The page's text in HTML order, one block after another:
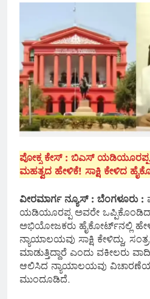
ಪೋಕ್ಸ ಕೇಸ್ : ಬಿಎಸ್‌ ಯಡಿಯೂರಪ್ಪ
ಮಹತ್ವದ ಹೇಳಿಕೆ! ಸಾಕ್ಷಿ ಕೇಳಿದ
ವೀರಮಾರ್ಗ ನ್ಯೂಸ್ : ಬೆಂಗಳೂರು :
ಯಡಿಯೂರಪ್ಪ ಅವರೇ
ಅಭಿಯೋಜಕರು ಹೈಕೋರ್ಟ್‌ನಲ್ಲಿ
ನ್ಯಾಯಾಲಯವು ಸಾಕ್ಷಿ ಕೇಳಿದ್ದು,
ಮಾಡುತ್ತಿದ್ದಾರೆ ಎಂದು ವಕೀಲರು
ಆಲಿಸಿದ ನ್ಯಾಯಾಲಯವು
ಮುಂದೂಡಿದೆ.